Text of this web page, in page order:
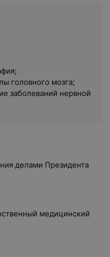
головного мозга;
заболеваний нервной
делами Президента
медицинский